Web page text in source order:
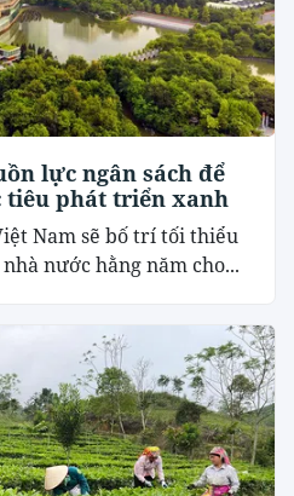
lực ngân sách để
tiêu phát triển xanh
Nam sẽ bố trí tối thiểu
nước hằng năm cho...